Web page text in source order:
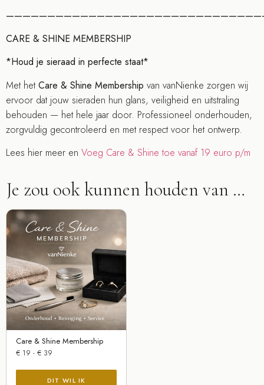
CARE & SHINE MEMBERSHIP
*Houd je sieraad in perfecte staat*
Met hetCare & Shine Membership van vanNienke zorgen wij
ervoor dat jouw sieraden hun glans, veiligheid en uitstraling
behouden — het hele jaar door. Professioneel onderhouden,
zorgvuldig gecontroleerd en met respect voor het ontwerp.
Lees hier meer en Voeg Care & Shine toe vanaf 19 euro p/m
Je zou ook kunnen houden van …
Care & Shine Membership
€ 19 - € 39